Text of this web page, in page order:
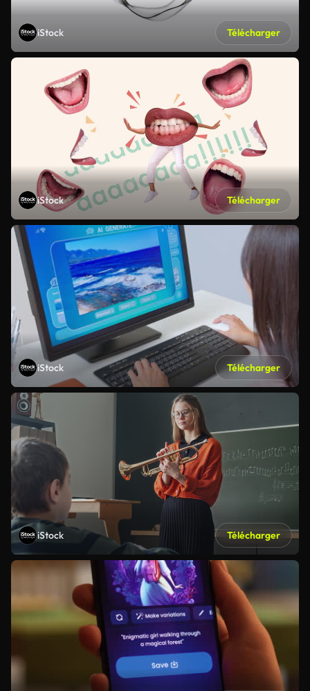
iStock Télécharger
iStock Télécharger
iStock Télécharger
iStock Télécharger